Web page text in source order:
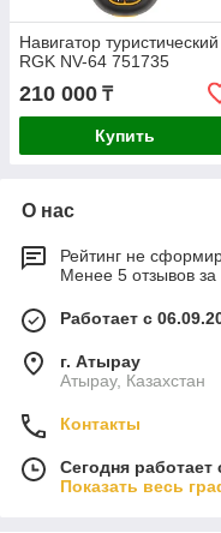
Навигатор туристический
RGK NV-64 751735
210 000 ₸
Купить
О нас
Рейтинг не
Менее 5 отзывов за
Работает с
г. Атырау
Атырау, Казахстан
Контакты
Сегодня работает
Показать весь